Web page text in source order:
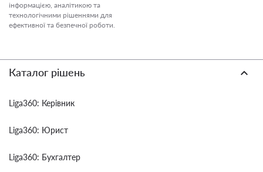
інформацією, аналітикою та
технологічними рішеннями для
ефективної та безпечної роботи.
Каталог рішень
Liga360: Керівник
Liga360: Юрист
Liga360: Бухгалтер